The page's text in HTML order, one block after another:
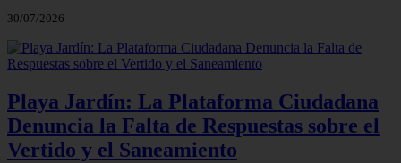
30/07/2026
Playa Jardín: La Plataforma Ciudadana
Denuncia la Falta de Respuestas sobre el
Vertido y el Saneamiento